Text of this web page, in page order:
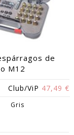
de
M12
Club/ViP 47,49 €
Gris